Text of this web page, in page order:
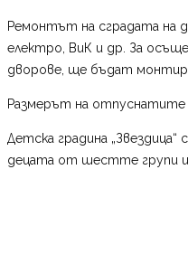
Ремонтът на сградата на
електро, ВиК и др. За
дворове, ще бъдат
Размерът на отпуснатите
Детска градина
децата от шестте групи и